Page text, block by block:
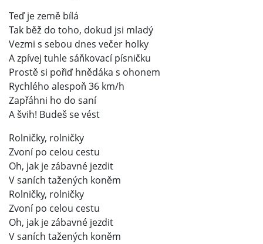
Teď je země bílá
Tak běž do toho, dokud jsi mladý
Vezmi s sebou dnes večer holky
A zpívej tuhle sáňkovací písničku
Prostě si pořiď hnědáka s ohonem
Rychlého alespoň 36 km/h
Zapřáhni ho do saní
A švih! Budeš se vést
Rolničky, rolničky
Zvoní po celou cestu
Oh, jak je zábavné jezdit
V saních tažených koněm
Rolničky, rolničky
Zvoní po celou cestu
Oh, jak je zábavné jezdit
V saních tažených koněm